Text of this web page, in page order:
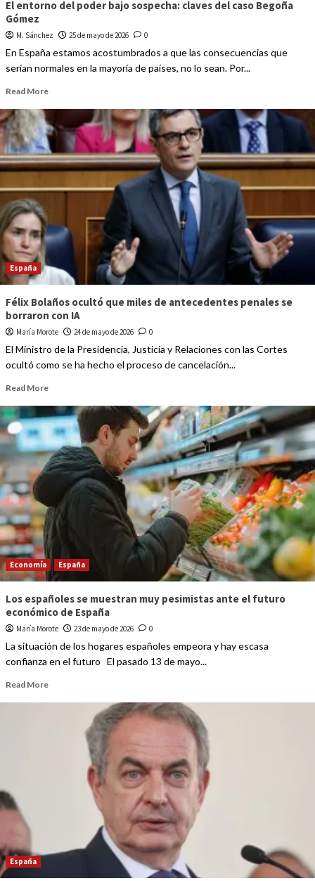
El entorno del poder bajo sospecha: claves del caso Begoña
Gómez
M. Sánchez 25 de mayo de 2026 0
En España estamos acostumbrados a que las consecuencias que
serían normales en la mayoría de países, no lo sean. Por...
Read More
España
Félix Bolaños ocultó que miles de antecedentes penales se
borraron con IA
María Morote 24 de mayo de 2026 0
El Ministro de la Presidencia, Justicia y Relaciones con las Cortes
ocultó como se ha hecho el proceso de cancelación...
Read More
Economía España
Los españoles se muestran muy pesimistas ante el futuro
económico de España
María Morote 23 de mayo de 2026 0
La situación de los hogares españoles empeora y hay escasa
confianza en el futuro El pasado 13 de mayo...
Read More
España